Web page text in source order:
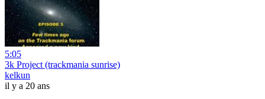
5:05
3k Project (trackmania sunrise)
kelkun
il y a 20 ans